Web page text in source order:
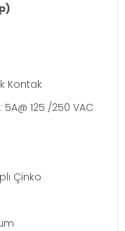
Kontak
125 /250 VAC
Çinko